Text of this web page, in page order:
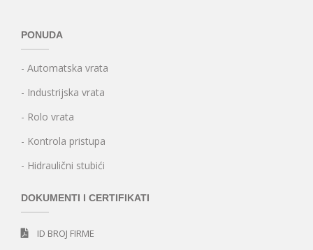
PONUDA
- Automatska vrata
- Industrijska vrata
- Rolo vrata
- Kontrola pristupa
- Hidraulični stubići
DOKUMENTI I CERTIFIKATI
ID BROJ FIRME